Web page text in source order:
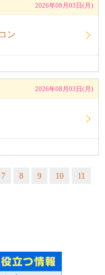
2026年08月03日(月)
ン
2026年08月03日(月)
7 8 9 10
11